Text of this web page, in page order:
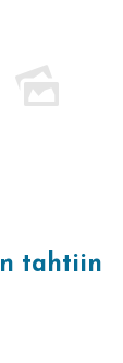
tahtiin